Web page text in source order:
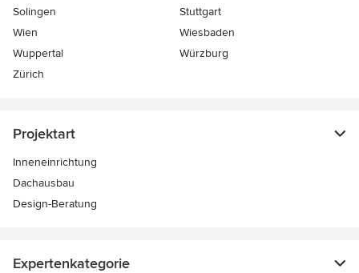
Solingen
Stuttgart
Wien
Wiesbaden
Wuppertal
Würzburg
Zürich
Projektart
Inneneinrichtung
Dachausbau
Design-Beratung
Expertenkategorie